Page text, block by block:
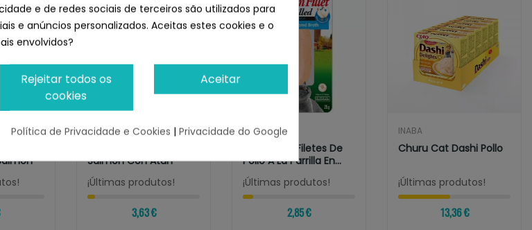
INABA
Salmón Con Atún
¡Últimas produtos!
3,63 €
INABA
Churu Cat Filetes De
Pollo A La Parrilla En
Caldo De...
¡Últimas produtos!
2,85 €
INABA
Churu Cat Dashi Pollo
¡Últimas produtos!
13,36 €
e de redes sociais de terceiros são utilizados para
e anúncios personalizados. Aceitas estes cookies e o
envolvidos?
Aceitar
Rejeitar todos os
cookies
Política de Privacidade e Cookies | Privacidade do Google